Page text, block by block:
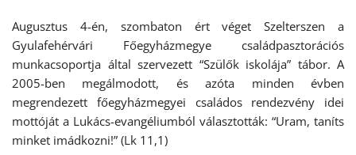
Augusztus 4-én, szombaton ért véget Szelterszen a
Gyulafehérvári Főegyházmegye családpasztorációs
munkacsoportja által szervezett “Szülők iskolája” tábor. A
2005-ben megálmodott, és azóta minden évben
megrendezett főegyházmegyei családos rendezvény idei
mottóját a Lukács-evangéliumból választották: “Uram, taníts
minket imádkozni!” (Lk 11,1)